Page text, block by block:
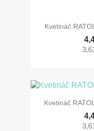
Kvetináč
Kvetináč